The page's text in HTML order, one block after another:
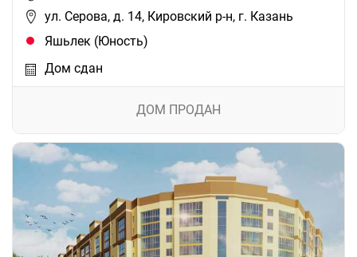
ул. Серова, д. 14, Кировский р-н, г. Казань
Яшьлек (Юность)
Дом сдан
ДОМ ПРОДАН